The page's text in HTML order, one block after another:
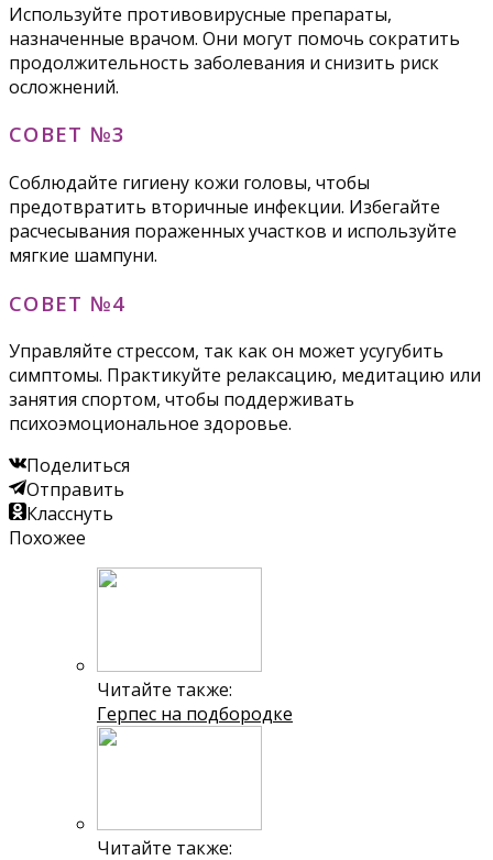
Используйте противовирусные препараты,
назначенные врачом. Они могут помочь сократить
продолжительность заболевания и снизить риск
осложнений.
СОВЕТ №3
Соблюдайте гигиену кожи головы, чтобы
предотвратить вторичные инфекции. Избегайте
расчесывания пораженных участков и используйте
мягкие шампуни.
СОВЕТ №4
Управляйте стрессом, так как он может усугубить
симптомы. Практикуйте релаксацию, медитацию или
занятия спортом, чтобы поддерживать
психоэмоциональное здоровье.
Поделиться
Отправить
Класснуть
Похожее
Читайте также:
Герпес на подбородке
Читайте также: